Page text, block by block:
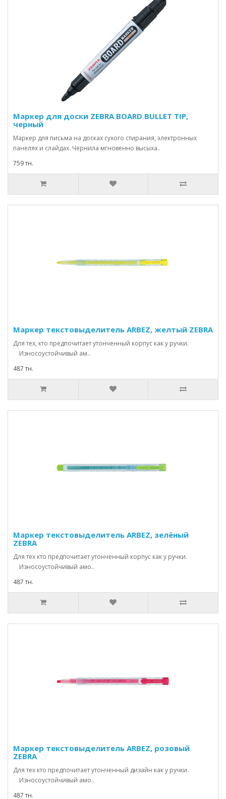
Маркер для доски ZEBRA BOARD BULLET TIP,
черный
Маркер для письма на досках сухого стирания, электронных
панелях и слайдах. Чернила мгновенно высыха..
759 тн.
Маркер текстовыделитель ARBEZ, желтый ZEBRA
Для тех, кто предпочитает утонченный корпус как у ручки.
Износоустойчивый ам..
487 тн.
Маркер текстовыделитель ARBEZ, зелёный
ZEBRA
Для тех кто предпочитает утонченный корпус как у ручки.
Износоустойчивый амо..
487 тн.
Маркер текстовыделитель ARBEZ, розовый
ZEBRA
Для тех кто предпочитает утонченный дизайн как у ручки.
Износоустойчивый амо..
487 тн.